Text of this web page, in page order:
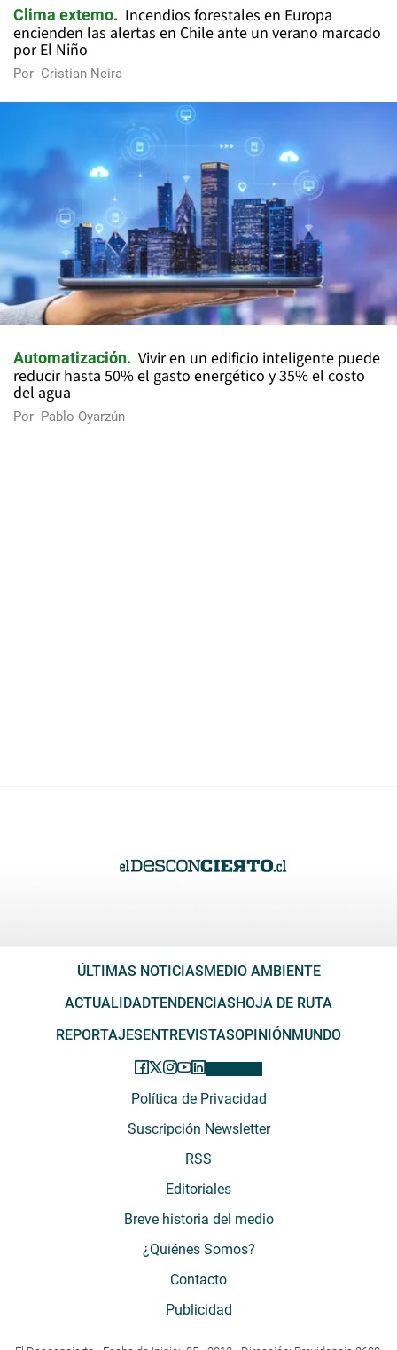
Clima extemo
Incendios forestales en Europa
encienden las alertas en Chile ante un verano marcado
por El Niño
Por Cristian Neira
Automatización
Vivir en un edificio inteligente puede
reducir hasta 50% el gasto energético y 35% el costo
del agua
Por Pablo Oyarzún
ÚLTIMAS NOTICIASMEDIO AMBIENTE
ACTUALIDADTENDENCIASHOJA DE RUTA
REPORTAJESENTREVISTASOPINIÓNMUNDO
Política de Privacidad
Suscripción Newsletter
RSS
Editoriales
Breve historia del medio
¿Quiénes Somos?
Contacto
Publicidad